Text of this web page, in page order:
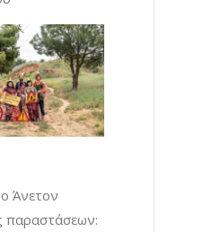
Άνετον
παραστάσεων: